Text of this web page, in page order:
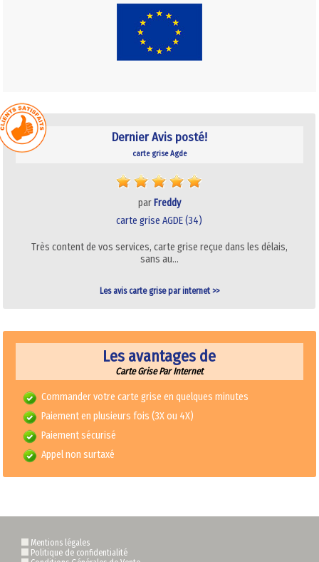
Dernier Avis posté!
carte grise Agde
par Freddy
carte grise AGDE (34)
Très content de vos services, carte grise reçue dans les délais,
sans au…
Les avis carte grise par internet >>
Les avantages de
Carte Grise Par Internet
Commander votre carte grise en quelques minutes
Paiement en plusieurs fois (3X ou 4X)
Paiement sécurisé
Appel non surtaxé
Mentions légales
Politique de confidentialité